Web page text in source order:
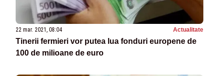
22 mar. 2021, 08:04 Actualitate
Tinerii fermieri vor putea lua fonduri europene de
100 de milioane de euro